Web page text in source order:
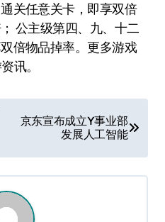
关任意关卡，即享双倍
公主级第四、九、十二
倍物品掉率。更多游戏
讯。
京东宣布成立Y事业部
发展人工智能